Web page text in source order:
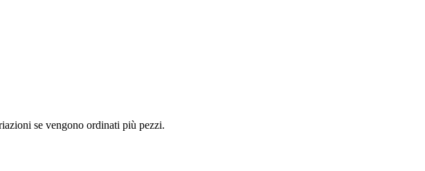
se vengono ordinati più pezzi.